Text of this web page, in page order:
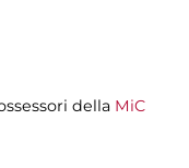
della MiC